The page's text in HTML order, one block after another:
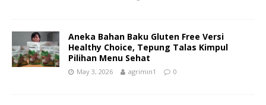
Aneka Bahan Baku Gluten Free Versi
Healthy Choice, Tepung Talas Kimpul
Pilihan Menu Sehat
May 3, 2026 agrimin1 0